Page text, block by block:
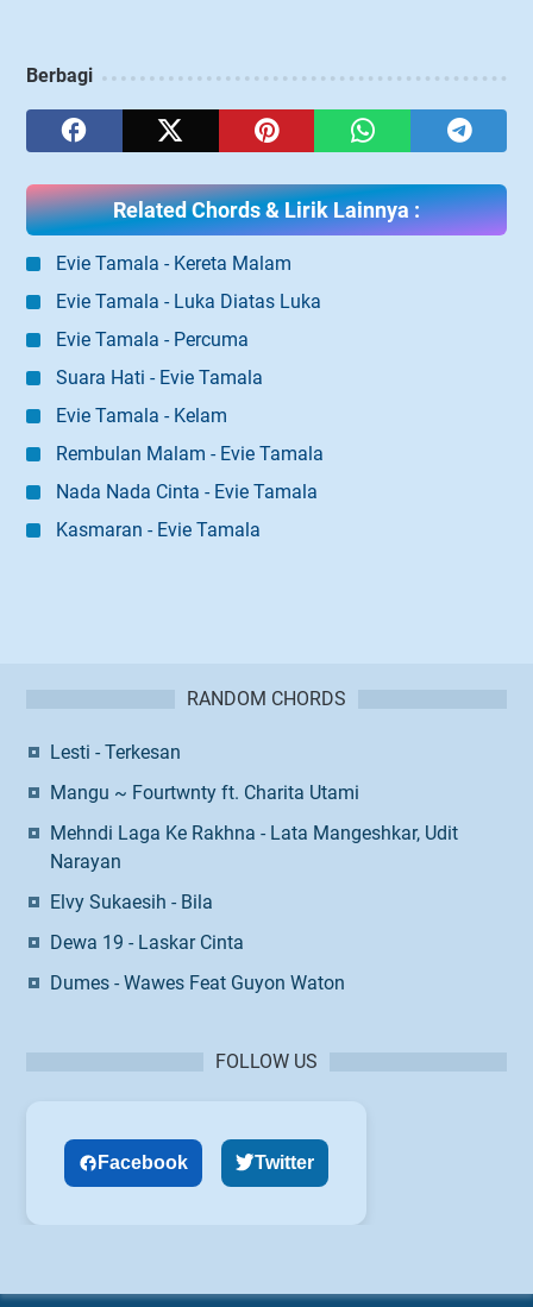
Berbagi
Related Chords & Lirik Lainnya :
Evie Tamala - Kereta Malam
Evie Tamala - Luka Diatas Luka
Evie Tamala - Percuma
Suara Hati - Evie Tamala
Evie Tamala - Kelam
Rembulan Malam - Evie Tamala
Nada Nada Cinta - Evie Tamala
Kasmaran - Evie Tamala
RANDOM CHORDS
Lesti - Terkesan
Mangu ~ Fourtwnty ft. Charita Utami
Mehndi Laga Ke Rakhna - Lata Mangeshkar, Udit
Narayan
Elvy Sukaesih - Bila
Dewa 19 - Laskar Cinta
Dumes - Wawes Feat Guyon Waton
FOLLOW US
Facebook Twitter